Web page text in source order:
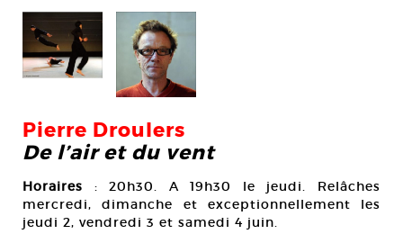
Pierre Droulers
De l’air et du vent
Horaires : 20h30. A 19h30 le jeudi. Relâches
mercredi, dimanche et exceptionnellement les
jeudi 2, vendredi 3 et samedi 4 juin.